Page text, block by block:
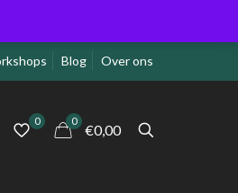
Blog Over ons
0 0
€0,00